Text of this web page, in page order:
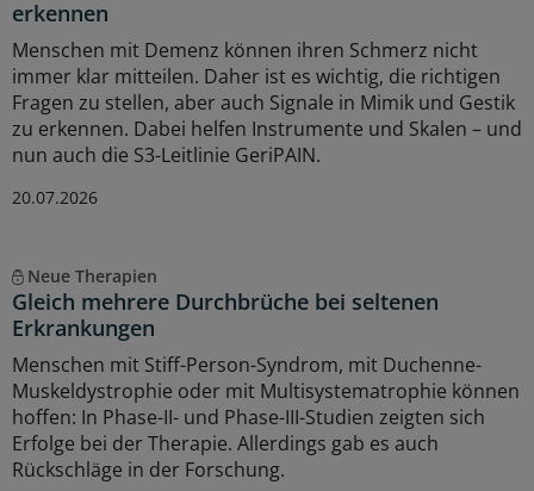
erkennen
Menschen mit Demenz können ihren Schmerz nicht
immer klar mitteilen. Daher ist es wichtig, die richtigen
Fragen zu stellen, aber auch Signale in Mimik und Gestik
zu erkennen. Dabei helfen Instrumente und Skalen – und
nun auch die S3-Leitlinie GeriPAIN.
20.07.2026
Neue Therapien
Gleich mehrere Durchbrüche bei seltenen
Erkrankungen
Menschen mit Stiff-Person-Syndrom, mit Duchenne-
Muskeldystrophie oder mit Multisystematrophie können
hoffen: In Phase-II- und Phase-III-Studien zeigten sich
Erfolge bei der Therapie. Allerdings gab es auch
Rückschläge in der Forschung.